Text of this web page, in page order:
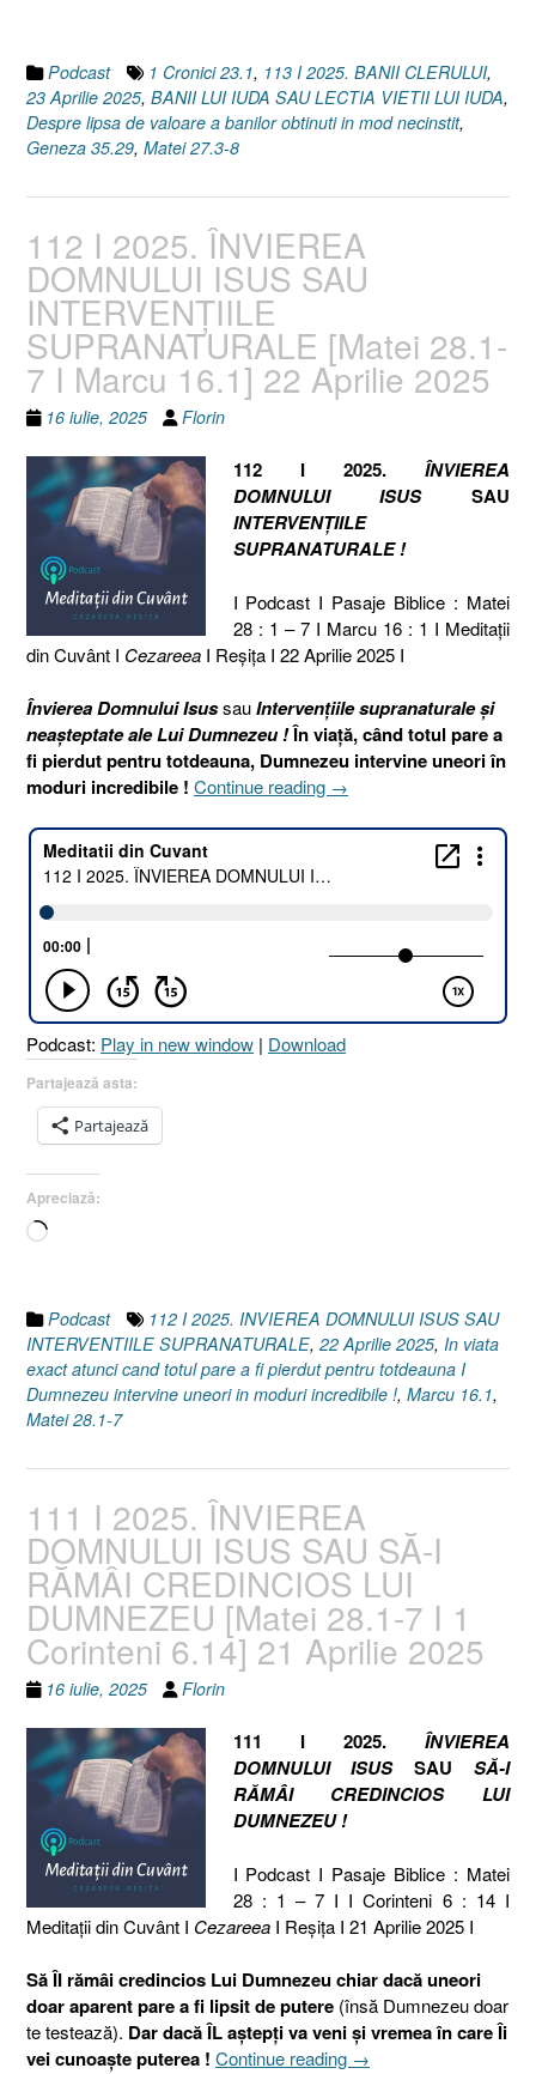
1
Cronici
23.1]
2025”
Podcast 1 Cronici 23.1, 113 I 2025. BANII CLERULUI,
23 Aprilie 2025, BANII LUI IUDA SAU LECTIA VIETII LUI IUDA,
Despre lipsa de valoare a banilor obtinuti in mod necinstit,
Geneza 35.29, Matei 27.3-8
112 I 2025. ÎNVIEREA
DOMNULUI ISUS SAU
INTERVENȚIILE
SUPRANATURALE [Matei 28.1-
7 I Marcu 16.1] 22 Aprilie 2025
16 iulie, 2025 Florin
112 I 2025. ÎNVIEREA
DOMNULUI ISUSSAU
INTERVENȚIILE
SUPRANATURALE !
I Podcast I Pasaje Biblice : Matei
28 : 1 – 7 I Marcu 16 : 1 I Meditaţii
din Cuvânt I Cezareea I Reşiţa I 22 Aprilie 2025 I
Învierea Domnului IsussauIntervențiile supranaturale și
neașteptate ale Lui Dumnezeu !În viață, când totul pare a
fi pierdut pentru totdeauna, Dumnezeu intervine uneori în
moduri incredibile ! Continue reading „112
2025.
DOMNULUI
INTERVENȚIILE
SUPRANATURALE
[Matei
28.1-
→
Podcast: Play in new window | Download
Partajează asta:
Partajează
Apreciază:
Încarc...
Podcast
112 I 2025. INVIEREA DOMNULUI ISUS SAU
INTERVENTIILE SUPRANATURALE, 22 Aprilie 2025, In viata
exact atunci cand totul pare a fi pierdut pentru totdeauna I
Dumnezeu intervine uneori in moduri incredibile !, Marcu 16.1,
Matei 28.1-7
111 I 2025. ÎNVIEREA
DOMNULUI ISUS SAU SĂ-I
RĂMÂI CREDINCIOS LUI
DUMNEZEU [Matei 28.1-7 I 1
Corinteni 6.14] 21 Aprilie 2025
16 iulie, 2025 Florin
111 I 2025. ÎNVIEREA
DOMNULUI ISUSSAUSĂ-I
RĂMÂI CREDINCIOS LUI
DUMNEZEU !
I Podcast I Pasaje Biblice : Matei
28 : 1 – 7 I I Corinteni 6 : 14 I
Meditaţii din Cuvânt I Cezareea I Reşiţa I 21 Aprilie 2025 I
Să ÎI rămâi credincios Lui Dumnezeu chiar dacă uneori
doar aparent pare a fi lipsit de putere (însă Dumnezeu doar
te testează). Dar dacă ÎL aștepți va veni și vremea în care Îi
vei cunoaște puterea ! Continue reading „111
→